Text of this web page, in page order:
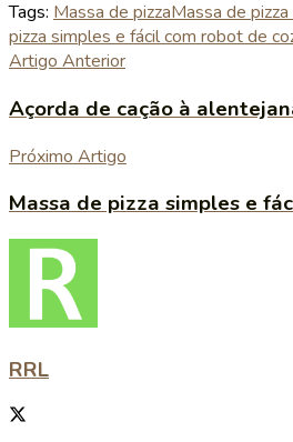
Tags: Massa de pizzaMassa de
pizza simples e fácil com robot de
Artigo Anterior
Açorda de cação à
Próximo Artigo
Massa de pizza simples e
RRL